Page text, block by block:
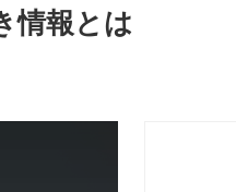
情報とは